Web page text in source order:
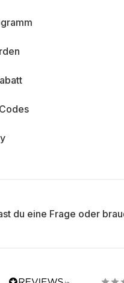
du eine Frage oder